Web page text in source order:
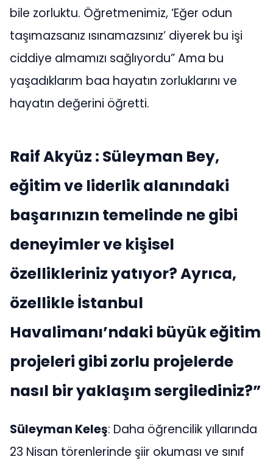
bile zorluktu. Öğretmenimiz, ‘Eğer odun
taşımazsanız ısınamazsınız’ diyerek bu işi
ciddiye almamızı sağlıyordu” Ama bu
yaşadıklarım baa hayatın zorluklarını ve
hayatın değerini öğretti.
Raif Akyüz : Süleyman Bey,
eğitim ve liderlik alanındaki
başarınızın temelinde ne gibi
deneyimler ve kişisel
özellikleriniz yatıyor? Ayrıca,
özellikle İstanbul
Havalimanı’ndaki büyük eğitim
projeleri gibi zorlu projelerde
nasıl bir yaklaşım sergilediniz?”
Süleyman Keleş: Daha öğrencilik yıllarında
23 Nisan törenlerinde şiir okuması ve sınıf